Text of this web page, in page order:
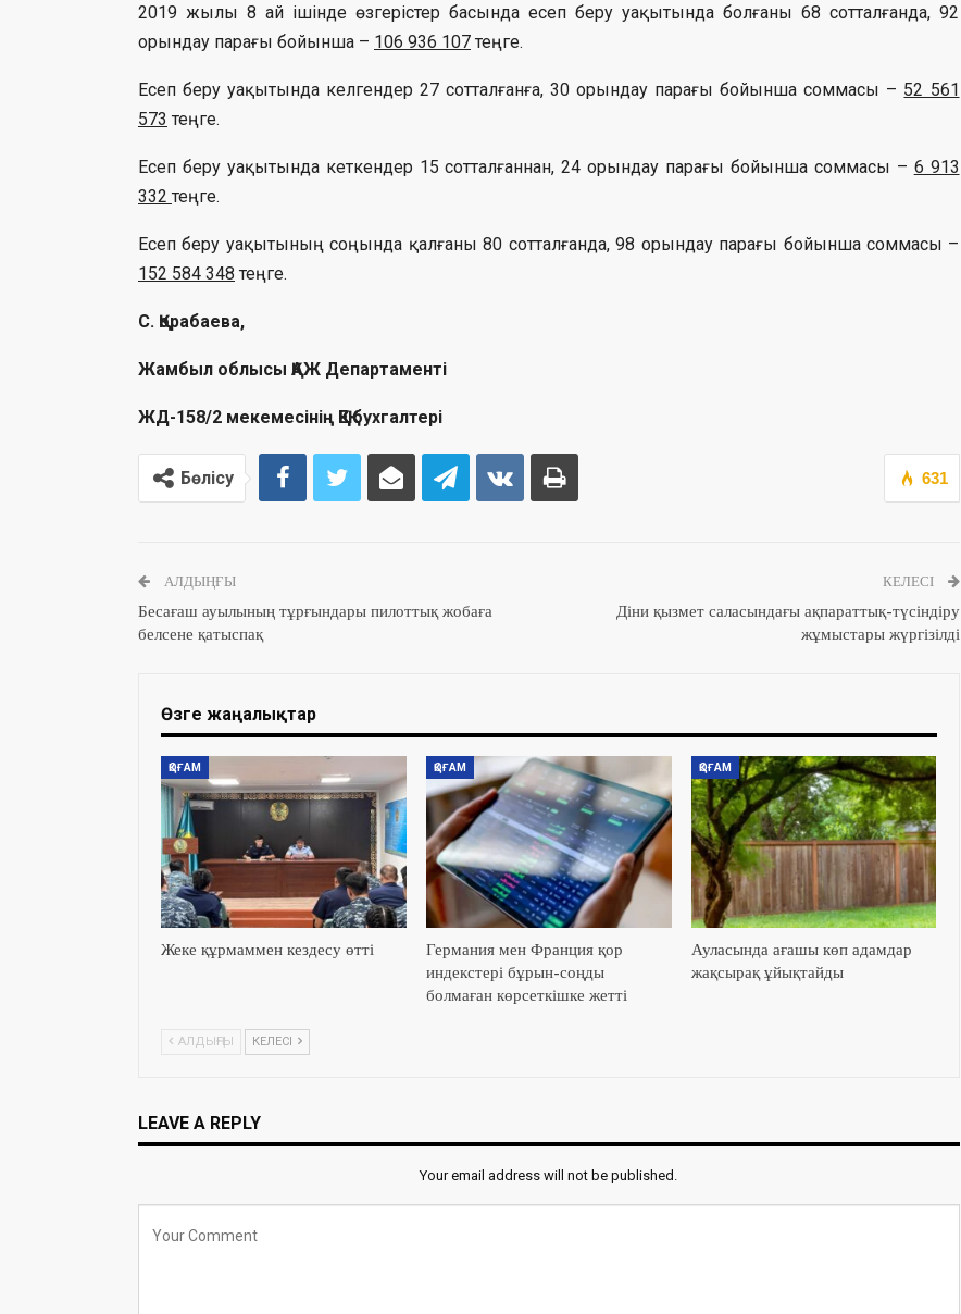
2019 жылы 8 ай ішінде өзгерістер басында есеп беру уақытында болғаны 68 сотталғанда, 92
орындау парағы бойынша – 106 936 107 теңге.
Есеп беру уақытында келгендер 27 сотталғанға, 30 орындау парағы бойынша соммасы – 52 561
573 теңге.
Есеп беру уақытында кеткендер 15 сотталғаннан, 24 орындау парағы бойынша соммасы – 6 913
332 теңге.
Есеп беру уақытының соңында қалғаны 80 сотталғанда, 98 орындау парағы бойынша соммасы –
152 584 348 теңге.
С. Қорабаева,
Жамбыл облысы ҚАЖ Департаменті
ЖД-158/2 мекемесінің ҚҚЕҚ бухгалтері
631
Бөлісу
АЛДЫҢҒЫ
Бесағаш ауылының тұрғындары пилоттық жобаға
белсене қатыспақ
КЕЛЕСІ
Діни қызмет саласындағы ақпараттық-түсіндіру
жұмыстары жүргізілді
Өзге жаңалықтар
ҚОҒАМ
Жеке құрмаммен кездесу өтті
ҚОҒАМ
Германия мен Франция қор
индекстері бұрын-соңды
болмаған көрсеткішке жетті
ҚОҒАМ
Ауласында ағашы көп адамдар
жақсырақ ұйықтайды
АЛДЫҢҒЫ КЕЛЕСІ
LEAVE A REPLY
Your email address will not be published.